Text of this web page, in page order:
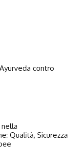
contro
Qualità, Sicurezza